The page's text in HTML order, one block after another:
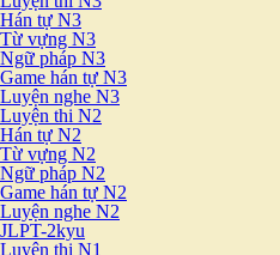
Hán tự N3
Từ vựng N3
Ngữ pháp N3
Game hán tự N3
Luyện nghe N3
Luyện thi N2
Hán tự N2
Từ vựng N2
Ngữ pháp N2
Game hán tự N2
Luyện nghe N2
JLPT-2kyu
Luyện thi N1